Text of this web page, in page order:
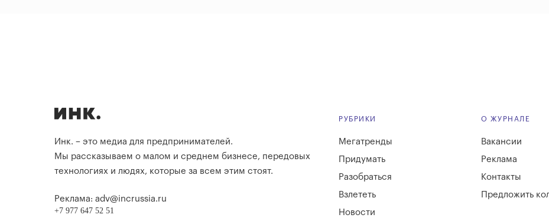
Инк. – это медиа для предпринимателей.
Мы рассказываем о малом и среднем бизнесе, передовых
технологиях и людях, которые за всем этим стоят.
Реклама: adv@incrussia.ru
+7 977 647 52 51
РУБРИКИ
Мегатренды
Придумать
Разобраться
Взлететь
Новости
О ЖУРНАЛЕ
Вакансии
Реклама
Контакты
Предложить